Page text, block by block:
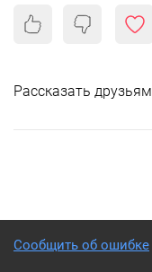
Рассказать друзьям
Сообщить об ошибке